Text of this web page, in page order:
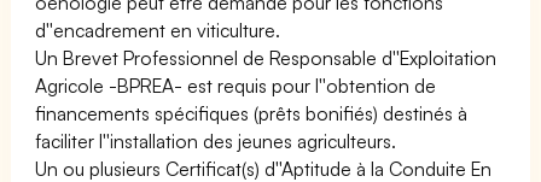
d''encadrement en viticulture.
Un Brevet Professionnel de Responsable d''Exploitation
Agricole -BPREA- est requis pour l''obtention de
financements spécifiques (prêts bonifiés) destinés à
faciliter l''installation des jeunes agriculteurs.
Un ou plusieurs Certificat(s) d''Aptitude à la Conduite En